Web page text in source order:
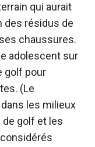
qui aurait
des résidus de
chaussures.
adolescent sur
golf pour
(Le
les milieux
golf et les